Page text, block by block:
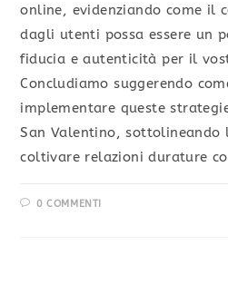
online, evidenziando come il
dagli utenti possa essere un
fiducia e autenticità per il
Concludiamo suggerendo
implementare queste
San Valentino, sottolineando
coltivare relazioni durature
0 COMMENTI